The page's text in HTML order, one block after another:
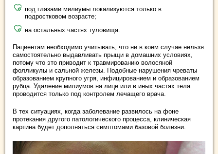
под глазами милиумы локализуются только в
подростковом возрасте;
на остальных частях туловища.
Пациентам необходимо учитывать, что ни в коем случае нельзя
самостоятельно выдавливать прыщи в домашних условиях,
потому что это приводит к травмированию волосяной
фолликулы и сальной железы. Подобные нарушения чреваты
образованием крупного угря, инфицированием и образованием
рубца. Удаление милиумов на лице или в иных частях тела
проводится только под контролем лечащего врача.
В тех ситуациях, когда заболевание развилось на фоне
протекания другого патологического процесса, клиническая
картина будет дополняться симптомами базовой болезни.